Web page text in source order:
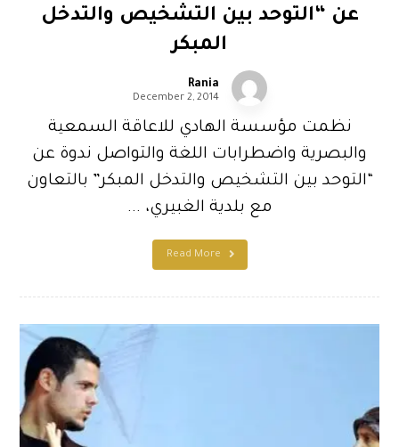
عن “التوحد بين التشخيص والتدخل
المبكر
Rania
December 2, 2014
نظمت مؤسسة الهادي للاعاقة السمعية
والبصرية واضطرابات اللغة والتواصل ندوة عن
“التوحد بين التشخيص والتدخل المبكر” بالتعاون
مع بلدية الغبيري، ...
Read More